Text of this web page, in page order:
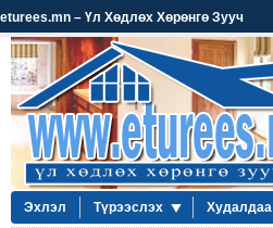
eturees.mn – Үл Хөдлөх Хөрөнгө Зууч
Эхлэл Түрээслэх Худалдаа